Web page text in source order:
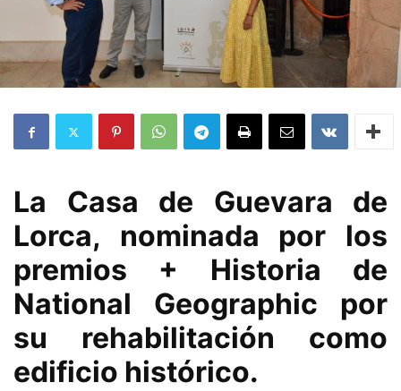
La Casa de Guevara de
Lorca, nominada por los
premios + Historia de
National Geographic por
su rehabilitación como
edificio histórico.